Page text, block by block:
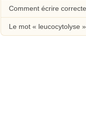
Comment écrire
Le mot « leucocytolyse